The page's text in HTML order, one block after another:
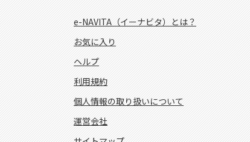
e-NAVITA（イーナビタ）とは？
お気に入り
ヘルプ
利用規約
個人情報の取り扱いについて
運営会社